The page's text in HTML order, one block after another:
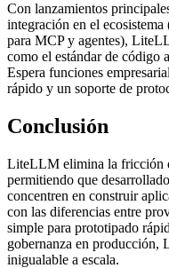
Con lanzamientos
integración en el
para MCP y agentes),
como el estándar de código
Espera funciones
rápido y un soporte de
Conclusión
LiteLLM elimina la fricción
permitiendo que
concentren en construir
con las diferencias entre
simple para prototipado
gobernanza en
inigualable a escala.